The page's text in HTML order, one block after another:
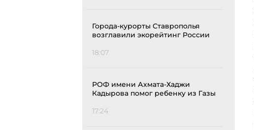
Города-курорты Ставрополья
возглавили экорейтинг России
18:07
РОФ имени Ахмата-Хаджи
Кадырова помог ребенку из Газы
17:24